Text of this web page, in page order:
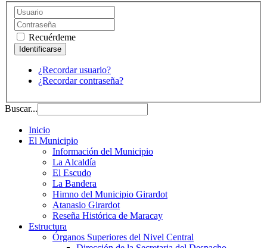
Recuérdeme
¿Recordar usuario?
¿Recordar contraseña?
Buscar...
Inicio
El Municipio
Información del Municipio
La Alcaldía
El Escudo
La Bandera
Himno del Municipio Girardot
Atanasio Girardot
Reseña Histórica de Maracay
Estructura
Órganos Superiores del Nivel Central